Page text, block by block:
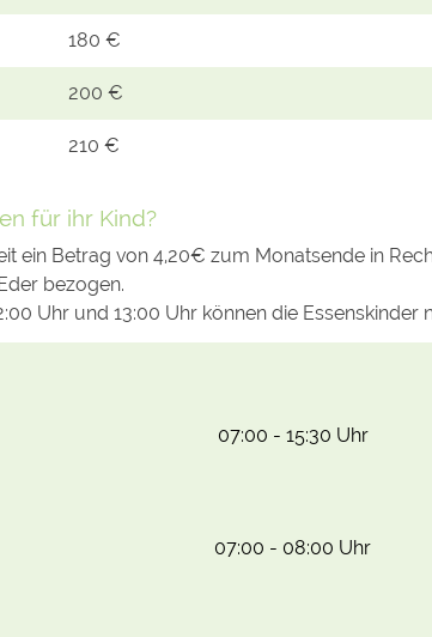
180 €
200 €
210 €
für ihr Kind?
ein Betrag von 4,20€ zum Monatsende in
bezogen.
Uhr und 13:00 Uhr können die Essenskinder
07:00 - 15:30 Uhr
07:00 - 08:00 Uhr